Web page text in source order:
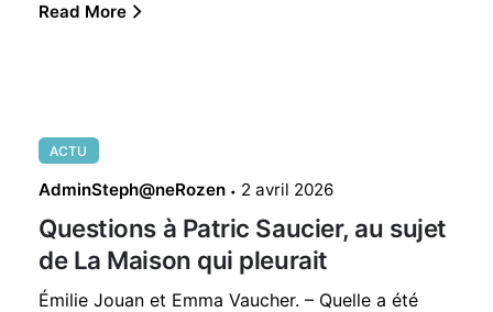
Read More
ACTU
AdminSteph@neRozen 2 avril 2026
Questions à Patric Saucier, au sujet
de La Maison qui pleurait
Émilie Jouan et Emma Vaucher. – Quelle a été